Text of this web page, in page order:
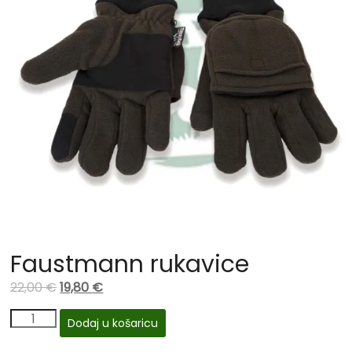
Faustmann rukavice
22,00€19,80 €
Dodaj u košaricu